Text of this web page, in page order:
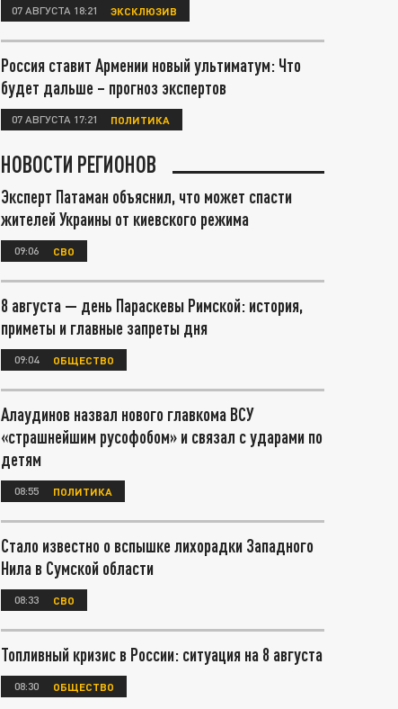
07 АВГУСТА 18:21 ЭКСКЛЮЗИВ
Россия ставит Армении новый ультиматум: Что
будет дальше – прогноз экспертов
07 АВГУСТА 17:21 ПОЛИТИКА
НОВОСТИ РЕГИОНОВ
Эксперт Патаман объяснил, что может спасти
жителей Украины от киевского режима
09:06 СВО
8 августа — день Параскевы Римской: история,
приметы и главные запреты дня
09:04 ОБЩЕСТВО
Алаудинов назвал нового главкома ВСУ
«страшнейшим русофобом» и связал с ударами по
детям
08:55 ПОЛИТИКА
Стало известно о вспышке лихорадки Западного
Нила в Сумской области
08:33 СВО
Топливный кризис в России: ситуация на 8 августа
08:30 ОБЩЕСТВО